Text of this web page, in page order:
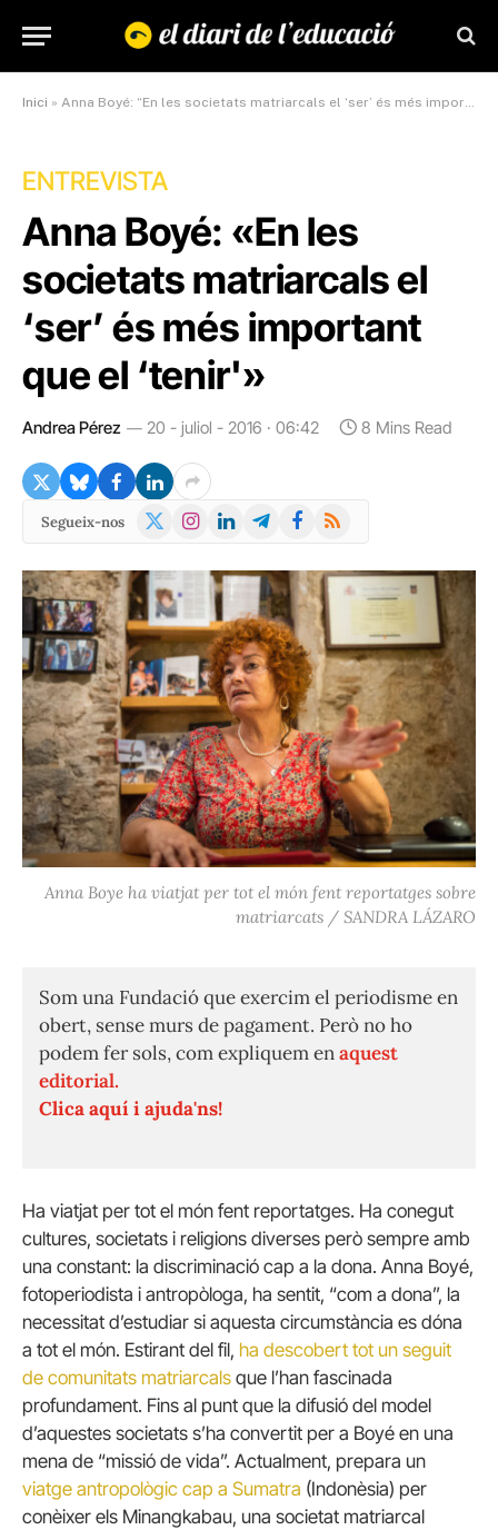
Inici » Anna Boyé: “En les societats matriarcals el ‘ser’ és més important que el ‘tenir'”
ENTREVISTA
Anna Boyé: «En les
societats matriarcals el
‘ser’ és més important
que el ‘tenir'»
Andrea Pérez 20 - juliol - 2016 · 06:42 8 Mins Read
Segueix-nos
X
Instagram
LinkedInTelegramFacebook
RSS
Anna Boye ha viatjat per tot el món fent reportatges sobre
matriarcats / SANDRA LÁZARO
Som una Fundació que exercim el periodisme en
obert, sense murs de pagament. Però no ho
podem fer sols, com expliquem enaquest
editorial.
Clica aquí i ajuda'ns!
Ha viatjat per tot el món fent reportatges. Ha conegut
cultures, societats i religions diverses però sempre amb
una constant: la discriminació cap a la dona. Anna Boyé,
fotoperiodista i antropòloga, ha sentit, “com a dona”, la
necessitat d’estudiar si aquesta circumstància es dóna
a tot el món. Estirant del fil, ha descobert tot un seguit
de comunitats matriarcals que l’han fascinada
profundament. Fins al punt que la difusió del model
d’aquestes societats s’ha convertit per a Boyé en una
mena de “missió de vida”. Actualment, prepara un
viatge antropològic cap a Sumatra (Indonèsia) per
conèixer els Minangkabau, una societat matriarcal